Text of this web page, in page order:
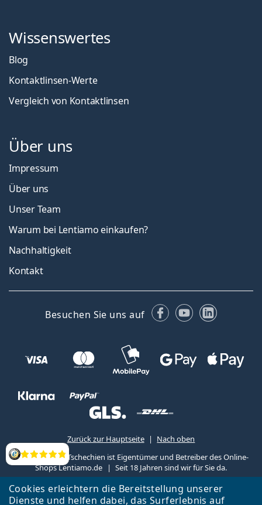
Cookies erleichtern die Bereitstellung unserer
Dienste und helfen dabei, das Surferlebnis auf
Bewertung
Wissenswertes
Blog
Kontaktlinsen-Werte
Vergleich von Kontaktlinsen
Über uns
Impressum
Über uns
Unser Team
Warum bei Lentiamo einkaufen?
Nachhaltigkeit
Kontakt
Besuchen Sie uns auf Facebook
YouTubeLinkedIn
Zurück zur Hauptseite
Nach oben
Lentiamo s.r.o., Tschechien ist Eigentümer und Betreiber des Online-
Shops Lentiamo.de
Seit 18 Jahren sind wir für Sie da.